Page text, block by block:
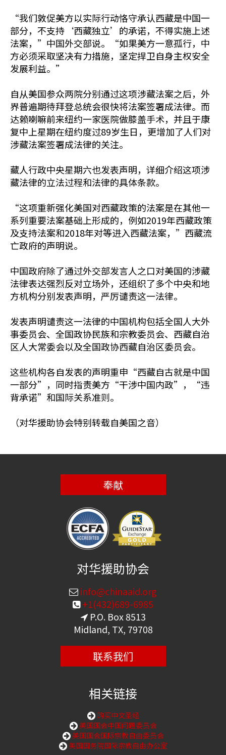
“我们敦促美方以实际行动恪守承认西藏是中国一
部分，不支持‘西藏独立’的承诺，不得实施上述
法案，”中国外交部说。“如果美方一意孤行，中
方必须采取坚决有力措施，坚定捍卫自身主权安全
发展利益。”
自从美国参众两院分别通过这项涉藏法案之后，外
界普遍期待拜登总统会很快将法案签署成法律。而
达赖喇嘛前来纽约一家医院做膝盖手术，并且于康
复中上星期在纽约度过89岁生日，更增加了人们对
涉藏法案签署成法律的关注。
藏人行政中央星期六也发表声明，详细介绍这项涉
藏法律的立法过程和法律的具体条款。
“这项重新强化美国对西藏政策的法案是在其他一
系列重要法案基础上形成的，例如2019年西藏政策
及支持法案和2018年对等进入西藏法案，”西藏流
亡政府的声明说。
中国政府除了通过外交部发言人之口对美国的涉藏
法律表达强烈反对立场外，还组织了多个中央和地
方机构分别发表声明，严厉谴责这一法律。
发表声明谴责这一法律的中国机构包括全国人大外
事委员会、全国政协民族和宗教委员会、西藏自治
区人大常委会以及全国政协西藏自治区委员会。
这些机构各自发表的声明重申“西藏自古就是中国
一部分”，同时指责美方“干涉中国内政”，“违
背承诺”和国际关系准则。
（对华援助协会特别转载自美国之音）
奉献
对华援助协会
info@chinaaid.org
+1(432)689-6985
P.O. Box 8513
Midland, TX, 79708
联系我们
相关链接
购买中文圣经
美国国会中国问题委员会
美国国会国际宗教自由委员会
美国国务院国际宗教自由办公室